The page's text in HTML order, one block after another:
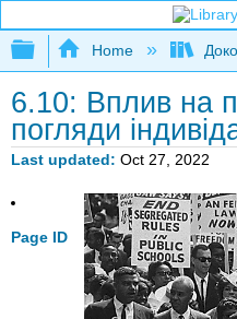
Expand/collapse
Home
6.10: Вплив на
погляди
Last updated Oct 27, 2022
Page ID